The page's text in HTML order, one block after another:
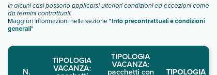
In alcuni casi possono applicarsi ulteriori condizioni ed eccezioni come
da termini contrattuali.
Maggiori informazioni nella sezione "Info precontrattuali e condizioni
generali"
N.
TIPOLOGIA
VACANZA:
TIPOLOGIA
VACANZA:
pacchetti con TIPOLOGIA